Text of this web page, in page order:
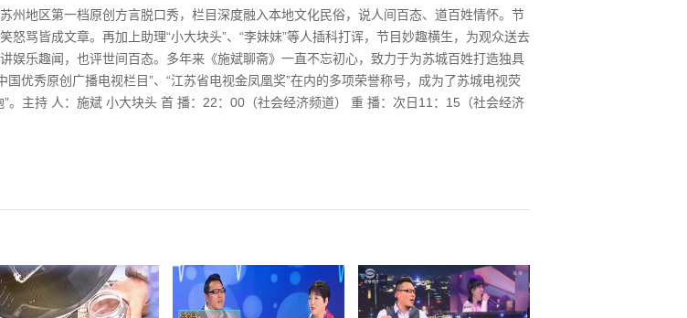
州地区第一档原创方言脱口秀，栏目深度融入本地文化民俗，说人间百态、道百姓情怀。节
骂皆成文章。再加上助理“小大块头”、“李妹妹”等人插科打诨，节目妙趣横生，为观众送去
娱乐趣闻，也评世间百态。多年来《施斌聊斋》一直不忘初心，致力于为苏城百姓打造独具
优秀原创广播电视栏目”、“江苏省电视金凤凰奖”在内的多项荣誉称号，成为了苏城电视荧
。主持 人：施斌 小大块头 首 播：22：00（社会经济频道） 重 播：次日11：15（社会经济